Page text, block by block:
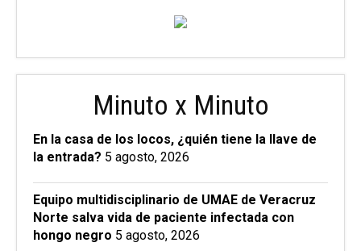
Minuto x Minuto
En la casa de los locos, ¿quién tiene la llave de
la entrada? 5 agosto, 2026
Equipo multidisciplinario de UMAE de Veracruz
Norte salva vida de paciente infectada con
hongo negro 5 agosto, 2026